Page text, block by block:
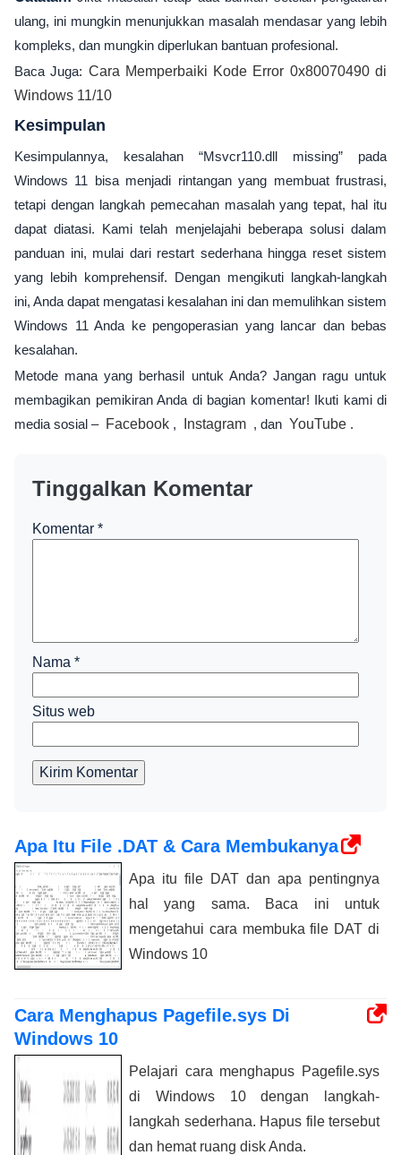
ulang, ini mungkin menunjukkan masalah mendasar yang lebih
kompleks, dan mungkin diperlukan bantuan profesional.
Baca Juga: Cara Memperbaiki Kode Error 0x80070490 di
Windows 11/10
Kesimpulan
Kesimpulannya, kesalahan “Msvcr110.dll missing” pada
Windows 11 bisa menjadi rintangan yang membuat frustrasi,
tetapi dengan langkah pemecahan masalah yang tepat, hal itu
dapat diatasi. Kami telah menjelajahi beberapa solusi dalam
panduan ini, mulai dari restart sederhana hingga reset sistem
yang lebih komprehensif. Dengan mengikuti langkah-langkah
ini, Anda dapat mengatasi kesalahan ini dan memulihkan sistem
Windows 11 Anda ke pengoperasian yang lancar dan bebas
kesalahan.
Metode mana yang berhasil untuk Anda? Jangan ragu untuk
membagikan pemikiran Anda di bagian komentar! Ikuti kami di
media sosial – Facebook , Instagram , dan YouTube .
Tinggalkan Komentar
Komentar *
Nama *
Situs web
Kirim Komentar
Apa Itu File .DAT & Cara Membukanya
Apa itu file DAT dan apa pentingnya
hal yang sama. Baca ini untuk
mengetahui cara membuka file DAT di
Windows 10
Cara Menghapus Pagefile.sys Di
Windows 10
Pelajari cara menghapus Pagefile.sys
di Windows 10 dengan langkah-
langkah sederhana. Hapus file tersebut
dan hemat ruang disk Anda.